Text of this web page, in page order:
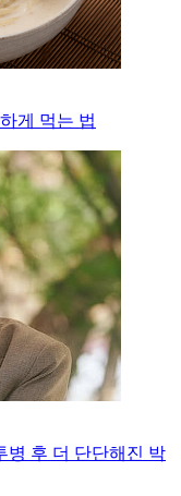
게 먹는 법
병 후 더 단단해진 박